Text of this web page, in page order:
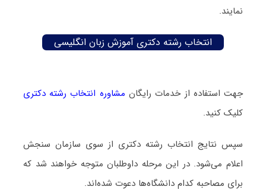
نمایند.
انتخاب رشته دکتری آموزش زبان انگلیسی
جهت استفاده از خدمات رایگان مشاوره انتخاب رشته دکتری
کلیک کنید.
سپس نتایج انتخاب رشته دکتری از سوی سازمان سنجش
اعلام می‌شود. در این مرحله داوطلبان متوجه خواهند شد که
برای مصاحبه کدام دانشگاه‌ها دعوت شده‌اند.